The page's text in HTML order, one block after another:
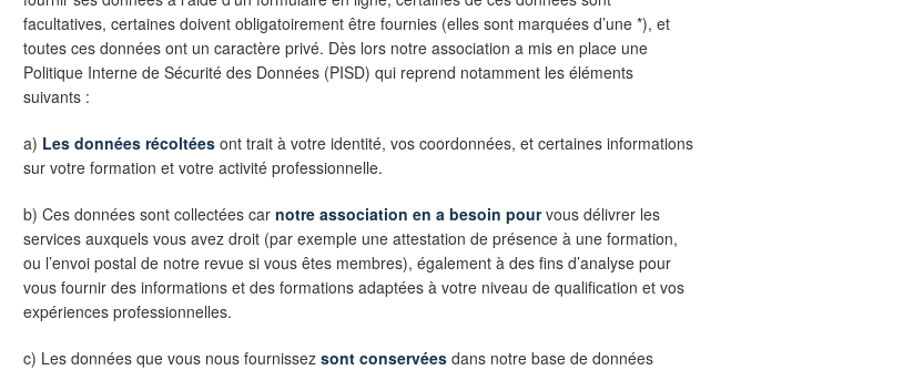
facultatives, certaines doivent obligatoirement être fournies (elles sont marquées d’une *), et
toutes ces données ont un caractère privé. Dès lors notre association a mis en place une
Politique Interne de Sécurité des Données (PISD) qui reprend notamment les éléments
suivants :
a) Les données récoltéesont trait à votre identité, vos coordonnées, et certaines informations
sur votre formation et votre activité professionnelle.
b) Ces données sont collectées car notre association en a besoin pourvous délivrer les
services auxquels vous avez droit (par exemple une attestation de présence à une formation,
ou l’envoi postal de notre revue si vous êtes membres), également à des fins d’analyse pour
vous fournir des informations et des formations adaptées à votre niveau de qualification et vos
expériences professionnelles.
c) Les données que vous nous fournissez sont conservéesdans notre base de données